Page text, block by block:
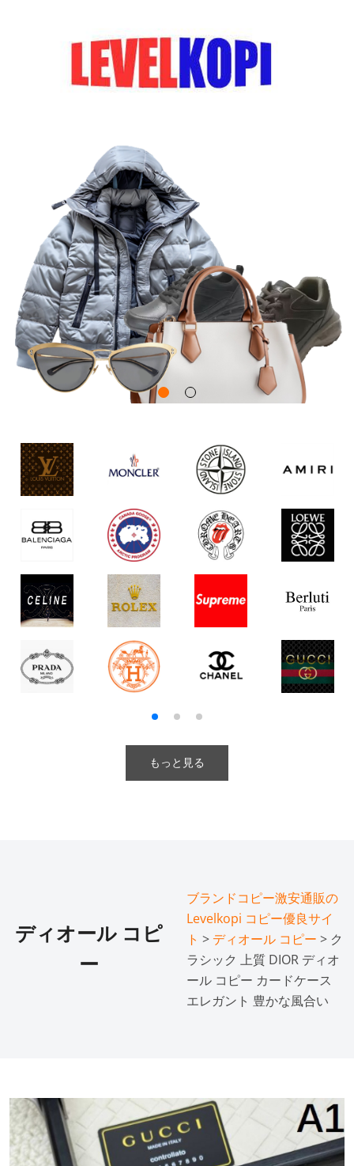
もっと見る
ディオール コピ
ー
ブランドコピー激安通販の
Levelkopi コピー優良サイ
ト > ディオール コピー > ク
ラシック 上質 DIOR ディオ
ール コピー カードケース
エレガント 豊かな風合い